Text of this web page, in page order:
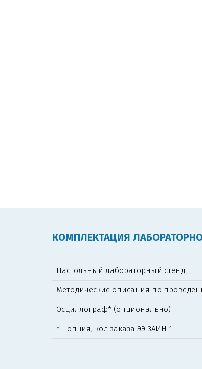
КОМПЛЕКТАЦИЯ
Настольный лабораторный стенд
Методические описания по
Осциллограф* (опционально)
* - опция, код заказа ЭЭ-3АИН-1